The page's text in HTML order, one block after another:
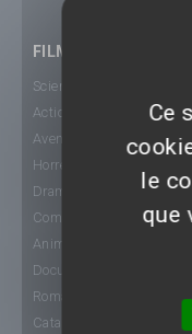
FILMS
Science-Fiction
Action
Aventure
Horreur
Drame
Comédie
Animation
Documentaire
Romance
Catastrophe
Ce
le
que